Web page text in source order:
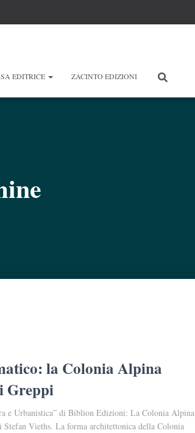
EDITRICE ZACINTO EDIZIONI
la Colonia Alpina
Greppi
e Urbanistica” di Biblion Edizioni: La Colonia Alpina
Vieths. La forma architettonica della Colonia